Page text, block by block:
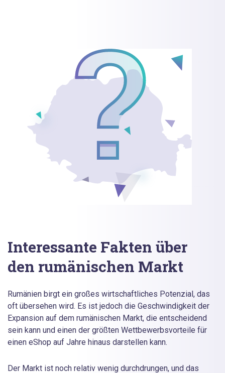
Interessante Fakten über
den rumänischen Markt
Rumänien birgt ein großes wirtschaftliches Potenzial, das
oft übersehen wird. Es ist jedoch die Geschwindigkeit der
Expansion auf dem rumänischen Markt, die entscheidend
sein kann und einen der größten Wettbewerbsvorteile für
einen eShop auf Jahre hinaus darstellen kann.
Der Markt ist noch relativ wenig durchdrungen, und das